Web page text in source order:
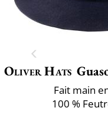
Oliver Hats
Fait main
100 %